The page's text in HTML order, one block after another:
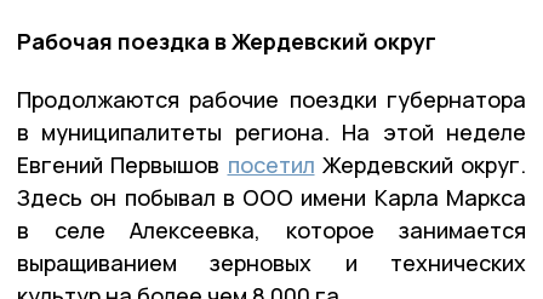
Рабочая поездка в Жердевский округ
Продолжаются рабочие поездки губернатора
в муниципалитеты региона. На этой неделе
Евгений Первышов посетил Жердевский округ.
Здесь он побывал в ООО имени Карла Маркса
в селе Алексеевка, которое занимается
выращиванием зерновых и технических